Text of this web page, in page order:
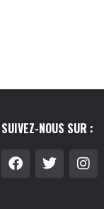
SUIVEZ-NOUS SUR :